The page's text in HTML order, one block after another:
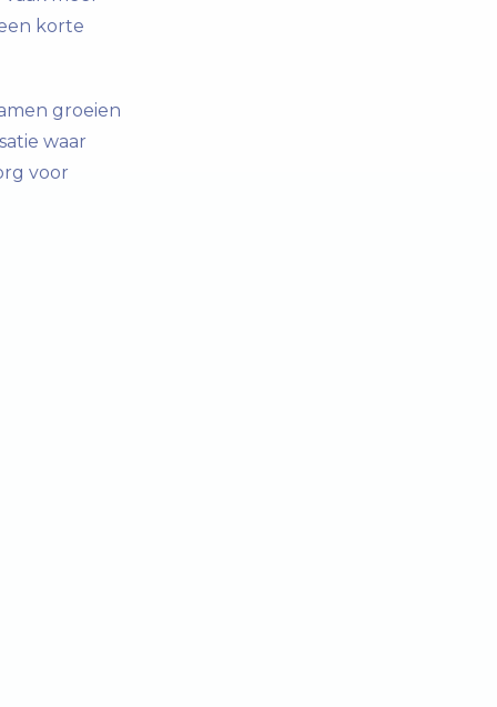
korte
groeien
waar
voor